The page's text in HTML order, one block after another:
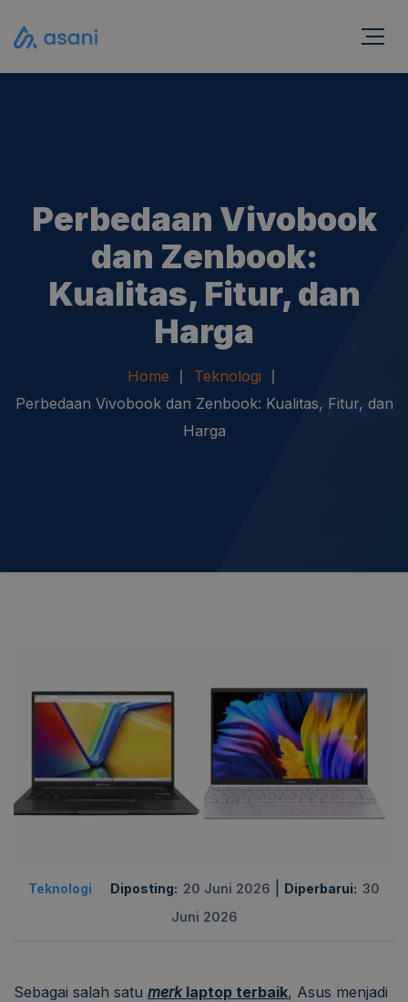
Perbedaan Vivobook
dan Zenbook:
Kualitas, Fitur, dan
Harga
Home
Teknologi
Perbedaan Vivobook dan Zenbook: Kualitas, Fitur, dan
Harga
Teknologi Diposting: 20 Juni 2026 Diperbarui: 30
Juni 2026
Sebagai salah satu merklaptop terbaik, Asus menjadi